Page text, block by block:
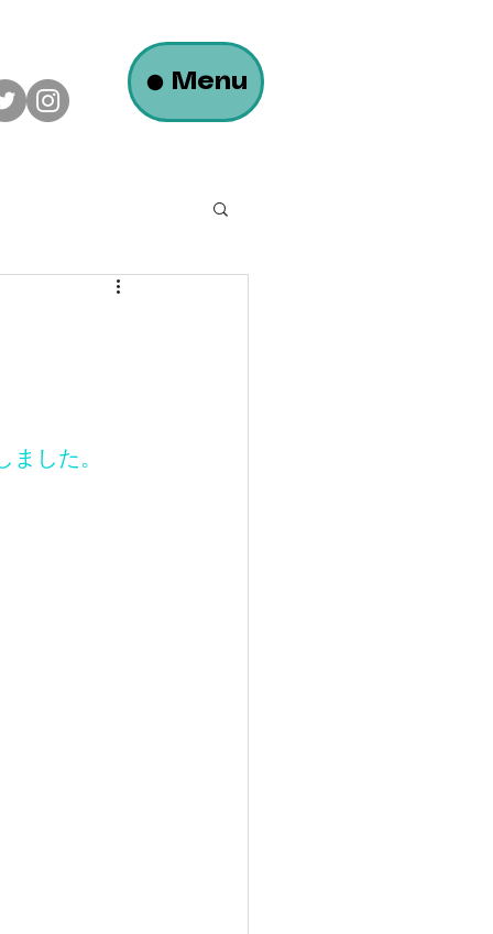
Menu
トのある平屋の家
した。